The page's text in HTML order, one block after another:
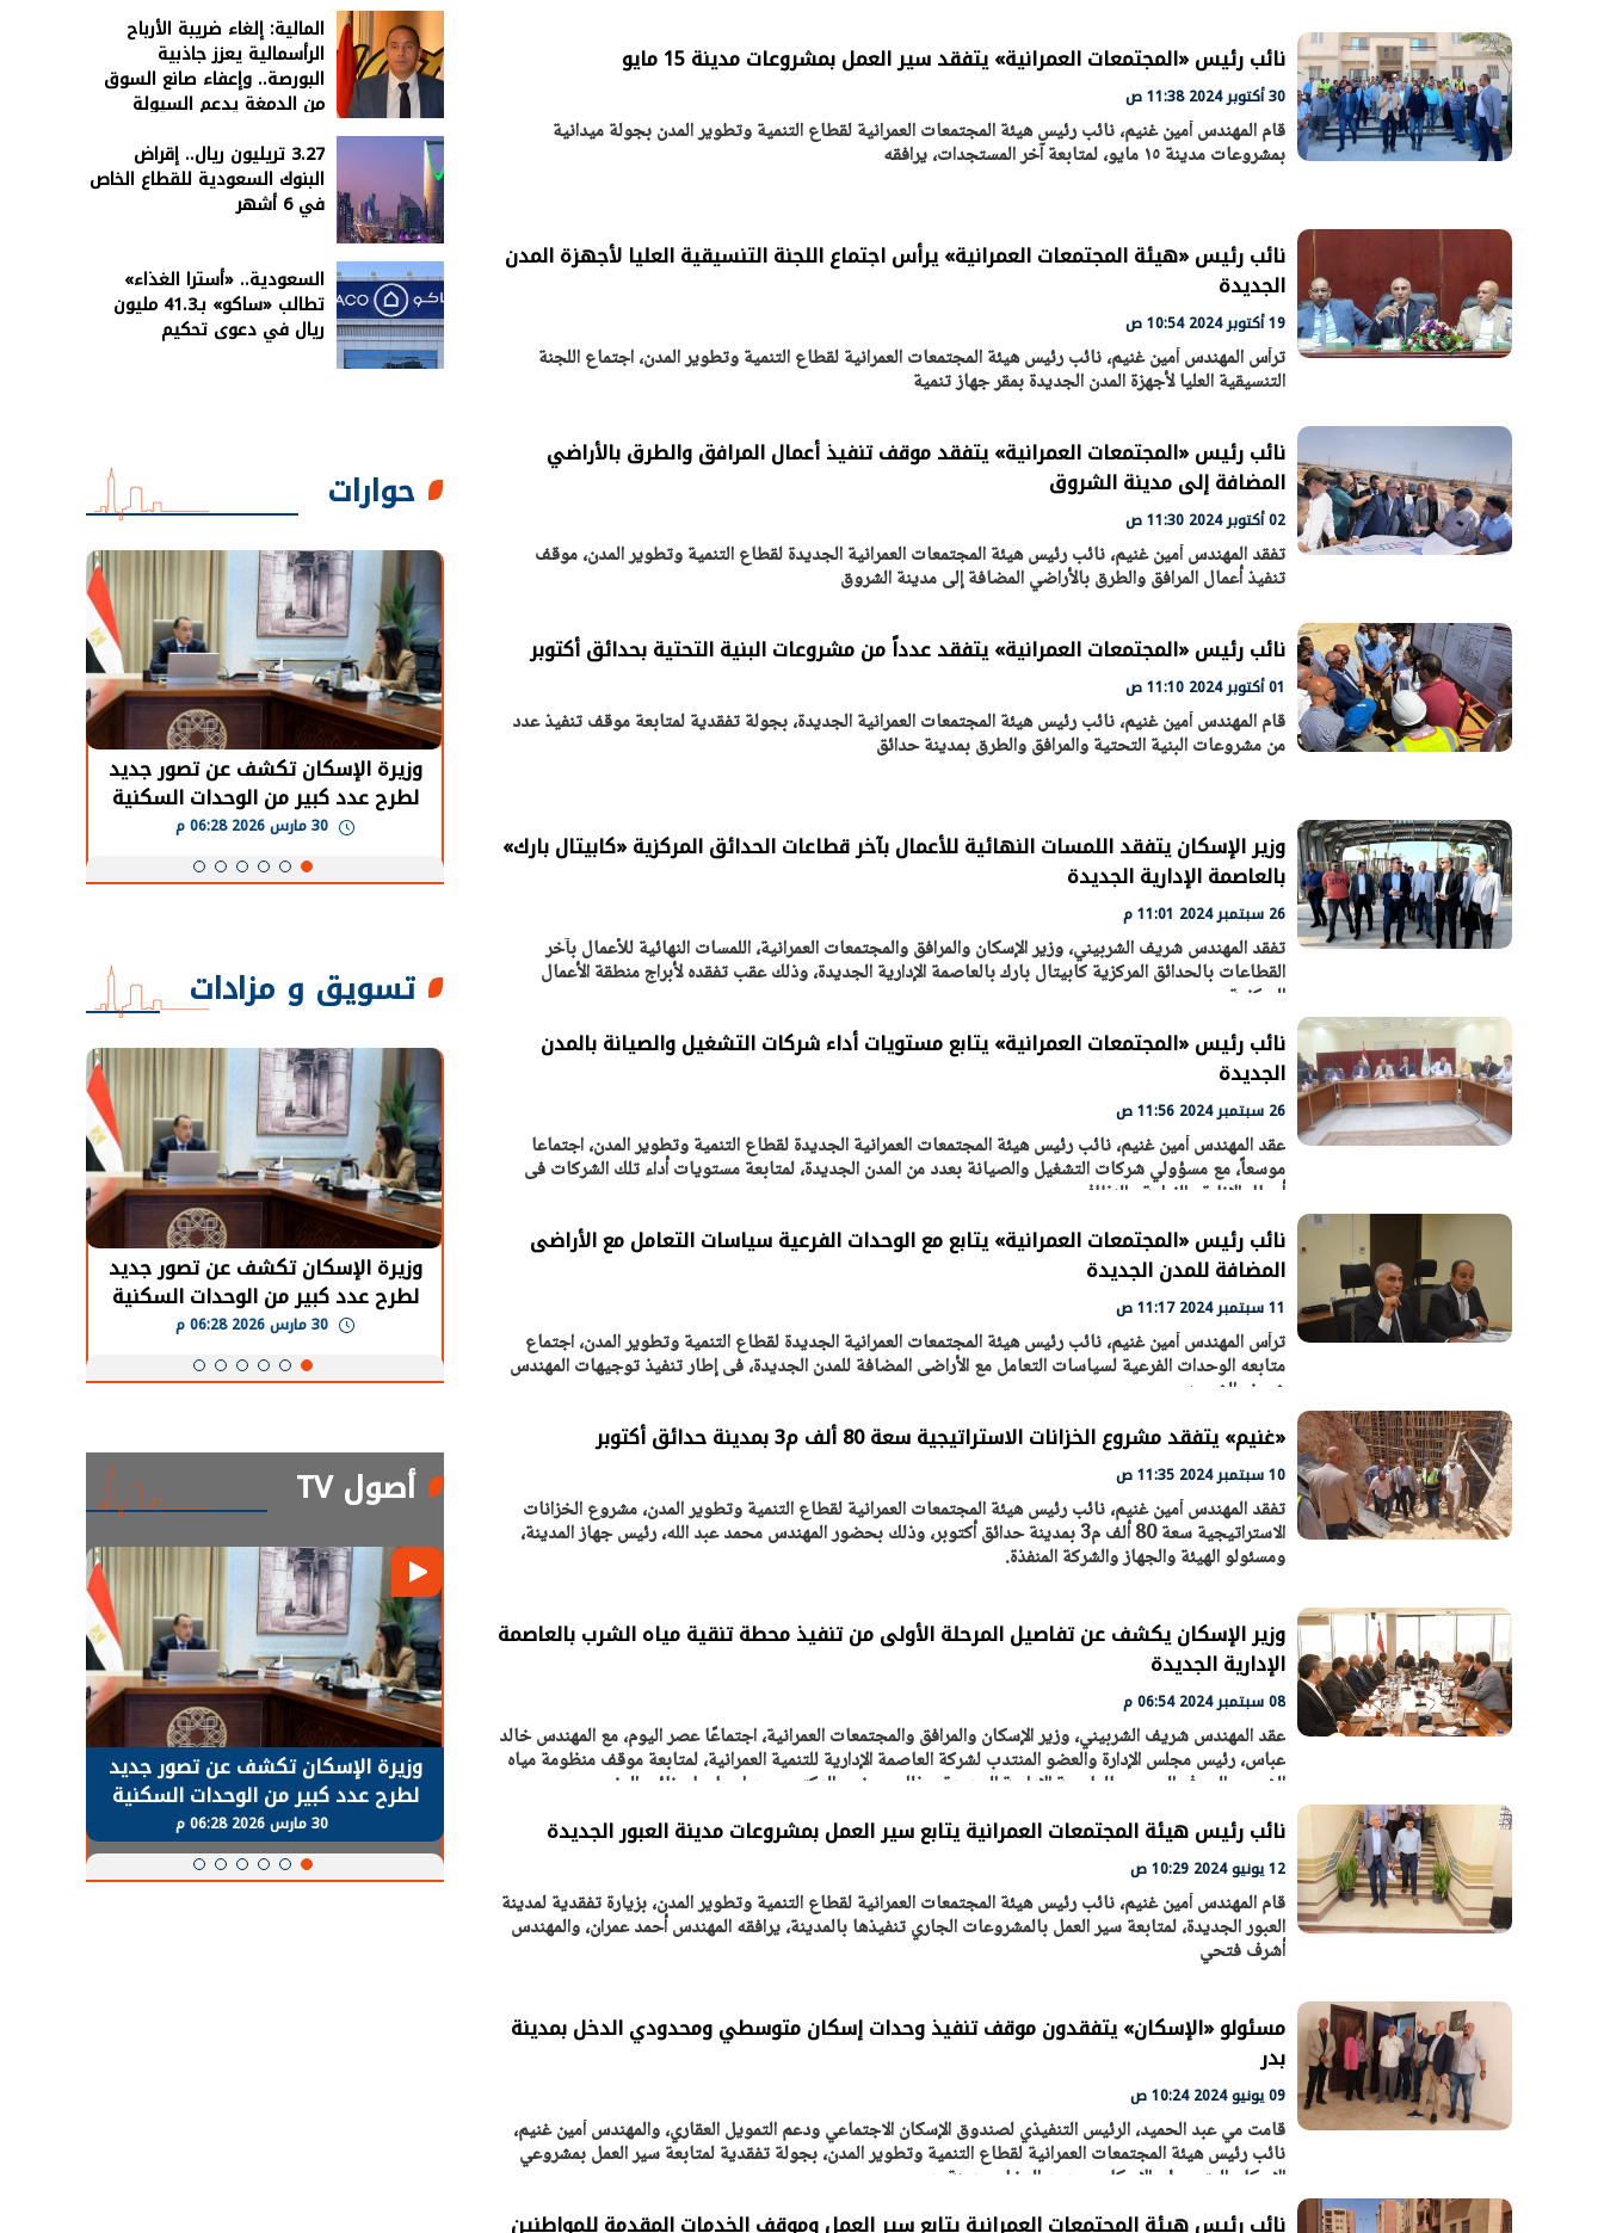
نائب رئيس «المجتمعات العمرانية» يتفقد سير العمل بمشروعات مدينة 15 مايو
30 أكتوبر 2024 11:38 ص
قام المهندس أمين غنيم، نائب رئيس هيئة المجتمعات العمرانية لقطاع التنمية وتطوير المدن بجولة ميدانية
بمشروعات مدينة ١٥ مايو، لمتابعة آخر المستجدات، يرافقه
نائب رئيس «هيئة المجتمعات العمرانية» يرأس اجتماع اللجنة التنسيقية العليا لأجهزة المدن
الجديدة
19 أكتوبر 2024 10:54 ص
ترأس المهندس أمين غنيم، نائب رئيس هيئة المجتمعات العمرانية لقطاع التنمية وتطوير المدن، اجتماع اللجنة
التنسيقية العليا لأجهزة المدن الجديدة بمقر جهاز تنمية
نائب رئيس «المجتمعات العمرانية» يتفقد موقف تنفيذ أعمال المرافق والطرق بالأراضي
المضافة إلى مدينة الشروق
02 أكتوبر 2024 11:30 ص
تفقد المهندس أمين غنيم، نائب رئيس هيئة المجتمعات العمرانية الجديدة لقطاع التنمية وتطوير المدن، موقف
تنفيذ أعمال المرافق والطرق بالأراضي المضافة إلى مدينة الشروق
نائب رئيس «المجتمعات العمرانية» يتفقد عدداً من مشروعات البنية التحتية بحدائق أكتوبر
01 أكتوبر 2024 11:10 ص
قام المهندس أمين غنيم، نائب رئيس هيئة المجتمعات العمرانية الجديدة، بجولة تفقدية لمتابعة موقف تنفيذ عدد
من مشروعات البنية التحتية والمرافق والطرق بمدينة حدائق
وزير الإسكان يتفقد اللمسات النهائية للأعمال بآخر قطاعات الحدائق المركزية «كابيتال بارك»
بالعاصمة الإدارية الجديدة
26 سبتمبر 2024 11:01 م
تفقد المهندس شريف الشربيني، وزير الإسكان والمرافق والمجتمعات العمرانية، اللمسات النهائية للأعمال بآخر
القطاعات بالحدائق المركزية كابيتال بارك بالعاصمة الإدارية الجديدة، وذلك عقب تفقده لأبراج منطقة الأعمال
المركزية،
نائب رئيس «المجتمعات العمرانية» يتابع مستويات أداء شركات التشغيل والصيانة بالمدن
الجديدة
26 سبتمبر 2024 11:56 ص
عقد المهندس أمين غنيم، نائب رئيس هيئة المجتمعات العمرانية الجديدة لقطاع التنمية وتطوير المدن، اجتماعا
موسعاً، مع مسؤولي شركات التشغيل والصيانة بعدد من المدن الجديدة، لمتابعة مستويات أداء تلك الشركات فى
أعمال الإنارة والزراعة والنظاف
نائب رئيس «المجتمعات العمرانية» يتابع مع الوحدات الفرعية سياسات التعامل مع الأراضى
المضافة للمدن الجديدة
11 سبتمبر 2024 11:17 ص
ترأس المهندس أمين غنيم، نائب رئيس هيئة المجتمعات العمرانية الجديدة لقطاع التنمية وتطوير المدن، اجتماع
متابعه الوحدات الفرعية لسياسات التعامل مع الأراضى المضافة للمدن الجديدة، فى إطار تنفيذ توجيهات المهندس
شريف الشربيني
«غنيم» يتفقد مشروع الخزانات الاستراتيجية سعة 80 ألف م3 بمدينة حدائق أكتوبر
10 سبتمبر 2024 11:35 ص
تفقد المهندس أمين غنيم، نائب رئيس هيئة المجتمعات العمرانية لقطاع التنمية وتطوير المدن، مشروع الخزانات
الاستراتيجية سعة 80 ألف م3 بمدينة حدائق أكتوبر، وذلك بحضور المهندس محمد عبد الله، رئيس جهاز المدينة،
ومسئولو الهيئة والجهاز والشركة المنفذة.
وزير الإسكان يكشف عن تفاصيل المرحلة الأولى من تنفيذ محطة تنقية مياه الشرب بالعاصمة
الإدارية الجديدة
08 سبتمبر 2024 06:54 م
عقد المهندس شريف الشربيني، وزير الإسكان والمرافق والمجتمعات العمرانية، اجتماعًا عصر اليوم، مع المهندس خالد
عباس، رئيس مجلس الإدارة والعضو المنتدب لشركة العاصمة الإدارية للتنمية العمرانية، لمتابعة موقف منظومة مياه
الشرب والصرف الصحى بالعاصمة الإدارية الجديدة، وذلك بحضور الدكتور سيد إسماعيل، نائب الوزير،
نائب رئيس هيئة المجتمعات العمرانية يتابع سير العمل بمشروعات مدينة العبور الجديدة
12 يونيو 2024 10:29 ص
قام المهندس أمين غنيم، نائب رئيس هيئة المجتمعات العمرانية لقطاع التنمية وتطوير المدن، بزيارة تفقدية لمدينة
العبور الجديدة، لمتابعة سير العمل بالمشروعات الجاري تنفيذها بالمدينة، يرافقه المهندس أحمد عمران، والمهندس
أشرف فتحي
مسئولو «الإسكان» يتفقدون موقف تنفيذ وحدات إسكان متوسطي ومحدودي الدخل بمدينة
بدر
09 يونيو 2024 10:24 ص
قامت مي عبد الحميد، الرئيس التنفيذي لصندوق الإسكان الاجتماعي ودعم التمويل العقاري، والمهندس أمين غنيم،
نائب رئيس هيئة المجتمعات العمرانية لقطاع التنمية وتطوير المدن، بجولة تفقدية لمتابعة سير العمل بمشروعي
الإسكان المتوسط والإسكان محدود الدخل بمدينة بدر،
نائب رئيس هيئة المجتمعات العمرانية يتابع سير العمل وموقف الخدمات المقدمة للمواطنين
المالية: إلغاء ضريبة الأرباح
الرأسمالية يعزز جاذبية
البورصة.. وإعفاء صانع السوق
من الدمغة يدعم السيولة
3.27 تريليون ريال.. إقراض
البنوك السعودية للقطاع الخاص
في 6 أشهر
السعودية.. «أسترا الغذاء»
تطالب «ساكو» بـ41.3 مليون
ريال في دعوى تحكيم
حوارات
استمرار الأزمة في الشرق الأوسط
30 مارس 2026 05:06 م سكنية بالإيجار للمواطنين بوصفها مركزًا إقليميًّا للطاقة
وزيرة الإسكان تكشف عن تصور جديد
لطرح عدد كبير من الوحدات السكنية
بنظام الإيجار
تسويق و مزادات
الرئيس السيسي: تداعيات خطيرة على
الاقتصاد العالمي وأسعار الوقود حال
استمرار الأزمة في الشرق الأوسط
30 مارس 2026 05:06 م
رئيس الوزراء يتابع الإجراءات الخاصة
بتنفيذ التوجيهات الرئاسية بطرح وحدات
سكنية بالإيجار للمواطنين بوصفها مركزًا إقليميًّا للطاقة
وزيرة الإسكان تكشف عن تصور جديد
لطرح عدد كبير من الوحدات السكنية
بنظام الإيجار
أصول TV
الرئيس السيسي: تداعيات خطيرة على
الاقتصاد العالمي وأسعار الوقود حال
استمرار الأزمة في الشرق الأوسط
رئيس الوزراء يتابع الإجراءات الخاصة
سكنية بالإيجار للمواطنين
30 مارس 2026 04:40 م
افتتاح «إيجبس 2026» بحضور دولي
بوصفها مركزًا إقليميًّا للطاقة
30 مارس 2026 03:59 م
وزيرة الإسكان تكشف عن تصور جديد
لطرح عدد كبير من الوحدات السكنية
بنظام الإيجار